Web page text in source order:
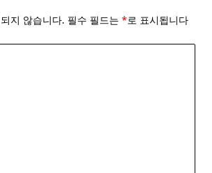
지 않습니다. 필수 필드는 *로 표시됩니다